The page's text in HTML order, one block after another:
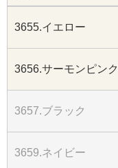
3655.イエロー
3656.サーモンピンク
3657.ブラック
3659.ネイビー